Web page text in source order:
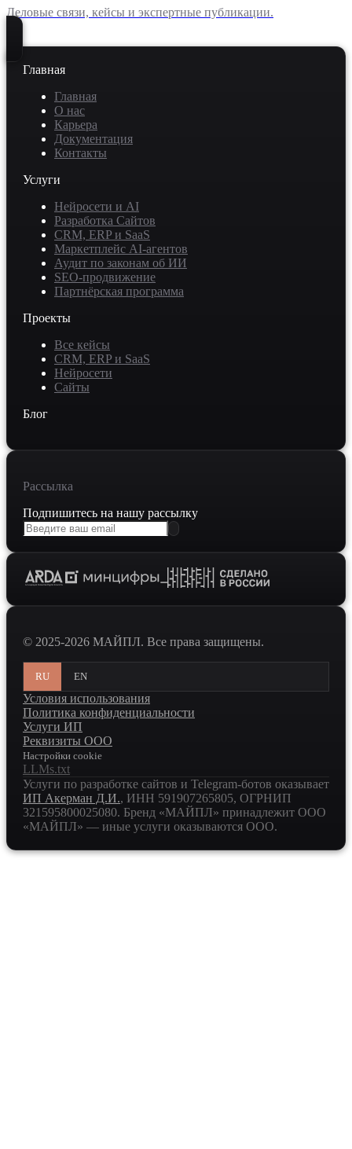
Деловые связи, кейсы и экспертные публикации.
Главная
Главная
О нас
Карьера
Документация
Контакты
Услуги
Нейросети и AI
Разработка Сайтов
CRM, ERP и SaaS
Маркетплейс AI-агентов
Аудит по законам об ИИ
SEO-продвижение
Партнёрская программа
Проекты
Все кейсы
CRM, ERP и SaaS
Нейросети
Сайты
Блог
Рассылка
Подпишитесь на нашу рассылку
© 2025-2026 МАЙПЛ. Все права защищены.
RU EN
Условия использования
Политика конфиденциальности
Услуги ИП
Реквизиты ООО
Настройки cookie
LLMs.txt
Услуги по разработке сайтов и Telegram-ботов оказывает
ИП Акерман Д.И., ИНН 591907265805, ОГРНИП
321595800025080. Бренд «МАЙПЛ» принадлежит ООО
«МАЙПЛ» — иные услуги оказываются ООО.